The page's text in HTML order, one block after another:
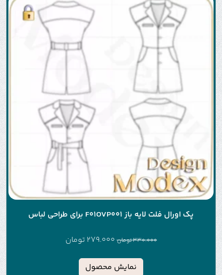
پک اورال فلت لایه باز F01OVP001 برای طراحی لباس
330.000تومان 279.000 تومان
نمایش محصول